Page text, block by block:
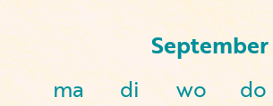
September
ma di wo do